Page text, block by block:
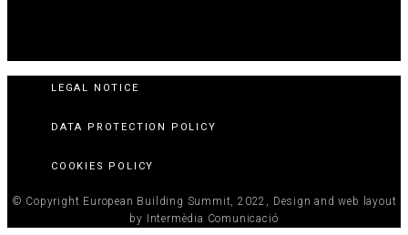
LEGAL NOTICE
DATA PROTECTION POLICY
COOKIES POLICY
© Copyright European Building Summit, 2022, Design and web layout
by Intermèdia Comunicació